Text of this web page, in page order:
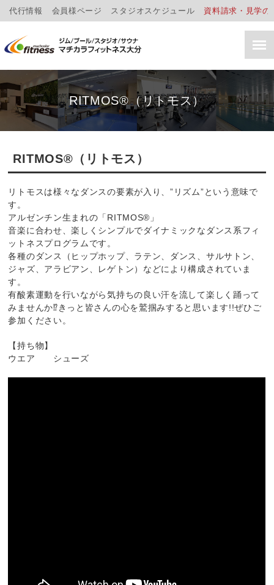
代行情報 会員様ページ スタジオスケジュール 資料請求・見学の
RITMOS®（リトモス）
RITMOS®（リトモス）
リトモスは様々なダンスの要素が入り、”リズム”という意味で
す。
アルゼンチン生まれの「RITMOS®」
音楽に合わせ、楽しくシンプルでダイナミックなダンス系フィ
ットネスプログラムです。
各種のダンス（ヒップホップ、ラテン、ダンス、サルサトン、
ジャズ、アラビアン、レゲトン）などにより構成されていま
す。
有酸素運動を行いながら気持ちの良い汗を流して楽しく踊って
みませんか⁉きっと皆さんの心を鷲掴みすると思います!!ぜひご
参加ください。
【持ち物】
ウエア シューズ